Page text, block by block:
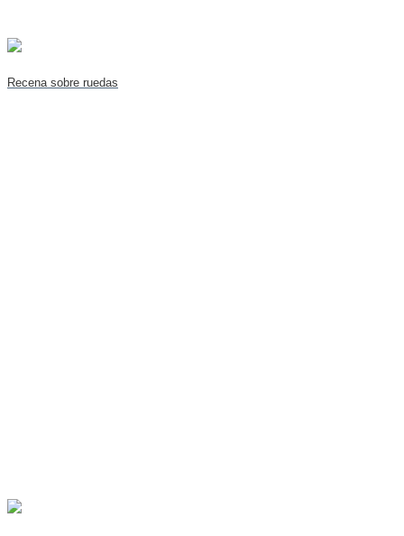
Recena sobre ruedas